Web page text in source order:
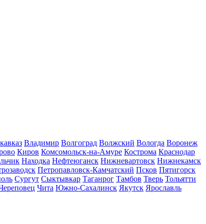
Владимир Волгоград Волжский Вологда Воронеж
Киров Комсомольск-на-Амуре Кострома Краснодар
Находка Нефтеюганск Нижневартовск Нижнекамск
Петропавловск-Камчатский Псков Пятигорск
Сургут Сыктывкар Таганрог Тамбов Тверь Тольятти
Чита Южно-Сахалинск Якутск Ярославль